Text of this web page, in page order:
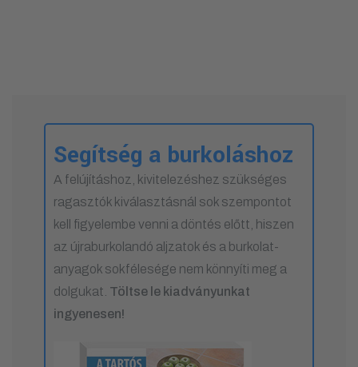
Segítség a burkoláshoz
A felújításhoz, kivitelezéshez szükséges
ragasztók kiválasztásnál sok szempontot
kell figyelembe venni a döntés előtt, hiszen
az újraburkolandó aljzatok és a burkolat-
anyagok sokfélesége nem könnyíti meg a
dolgukat. Töltse le kiadványunkat
ingyenesen!